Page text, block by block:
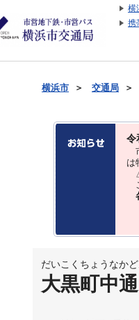
横
携
横浜市 ＞ 交通局 ＞
令
は
△
だいこくちょうなかど
大黒町中